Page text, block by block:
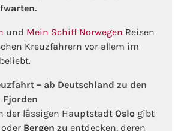
und Mein Schiff Norwegen Reisen
Kreuzfahrern vor allem im
– ab Deutschland zu den
Fjorden
der lässigen Hauptstadt Oslo gibt
oder Bergen zu entdecken, deren